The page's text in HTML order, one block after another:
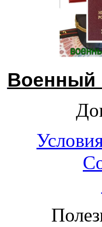
Военный